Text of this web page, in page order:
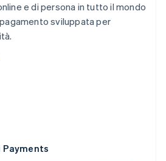
e di persona in tutto il mondo
sviluppata per
Payments